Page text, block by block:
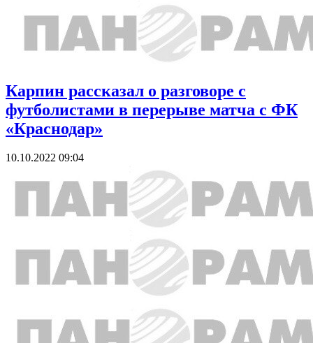
Карпин рассказал о разговоре с
футболистами в перерыве матча с ФК
«Краснодар»
10.10.2022 09:04